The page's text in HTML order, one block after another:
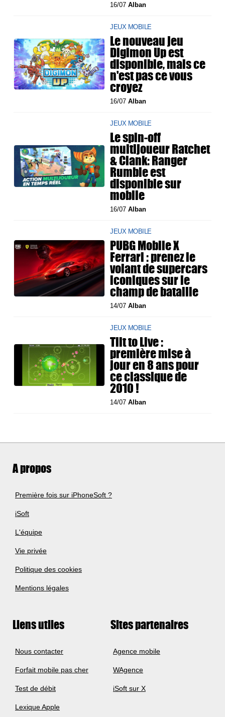
16/07Alban
JEUX MOBILE
Le nouveau jeu
Digimon Up est
disponible, mais ce
n'est pas ce vous
croyez
16/07Alban
JEUX MOBILE
Le spin-off
multijoueur Ratchet
& Clank: Ranger
Rumble est
disponible sur
mobile
16/07Alban
JEUX MOBILE
PUBG Mobile X
Ferrari : prenez le
volant de supercars
iconiques sur le
champ de bataille
14/07Alban
JEUX MOBILE
Tilt to Live :
première mise à
jour en 8 ans pour
ce classique de
2010 !
14/07Alban
A propos
Première fois sur iPhoneSoft ?
iSoft
L'équipe
Vie privée
Politique des cookies
Mentions légales
Liens utiles
Nous contacter
Forfait mobile pas cher
Test de débit
Lexique Apple
Sites partenaires
Agence mobile
WAgence
iSoft sur X